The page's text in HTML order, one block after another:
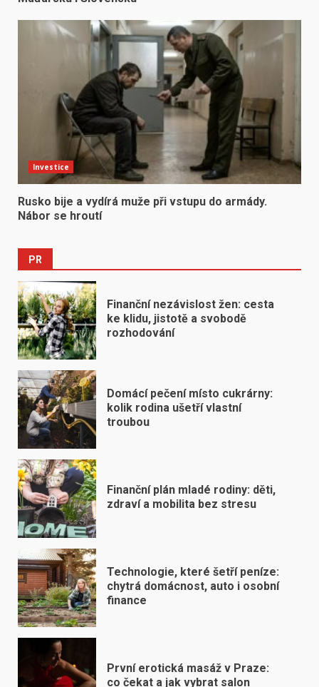
Investice
Rusko bije a vydírá muže při vstupu do armády.
Nábor se hroutí
PR
Finanční nezávislost žen: cesta
ke klidu, jistotě a svobodě
rozhodování
Domácí pečení místo cukrárny:
kolik rodina ušetří vlastní
troubou
Finanční plán mladé rodiny: děti,
zdraví a mobilita bez stresu
Technologie, které šetří peníze:
chytrá domácnost, auto i osobní
finance
První erotická masáž v Praze:
co čekat a jak vybrat salon